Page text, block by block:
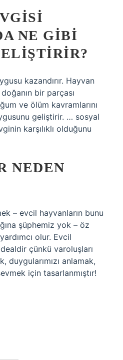
NE GIBI
kazandırır. Hayvan
bir parçası
ve ölüm kavramlarını
geliştirir. … sosyal
karşılıklı olduğunu
NEDEN
– evcil hayvanların bunu
şüphemiz yok – öz
olur. Evcil
çünkü varoluşları
duygularımızı anlamak,
için tasarlanmıştır!